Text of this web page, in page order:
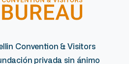
Convention & Visitors
privada sin ánimo